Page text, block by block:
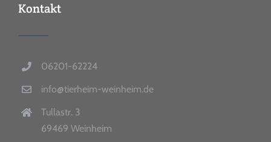
Kontakt
06201-62224
info@tierheim-weinheim.de
Tullastr. 3
69469 Weinheim